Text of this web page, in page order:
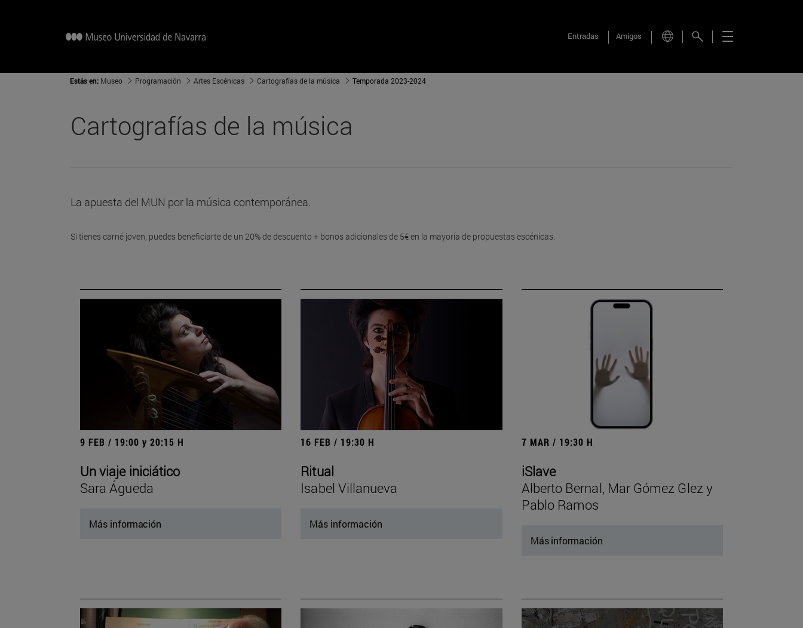
Entradas Amigos
Estás en: Museo Programación Artes Escénicas Cartografías de la música Temporada 2023-2024
Cartografías de la música
La apuesta del MUN por la música contemporánea.
Si tienes carné joven, puedes beneficiarte de un 20% de descuento + bonos adicionales de 5€ en la mayoría de propuestas escénicas.
9 FEB / 19:00 y 20:15 H
Un viaje iniciático
Sara Águeda
Más información
16 FEB / 19:30 H
Ritual
Isabel Villanueva
Más información
7 MAR / 19:30 H
iSlave
Alberto Bernal, Mar Gómez Glez y
Pablo Ramos
Más información